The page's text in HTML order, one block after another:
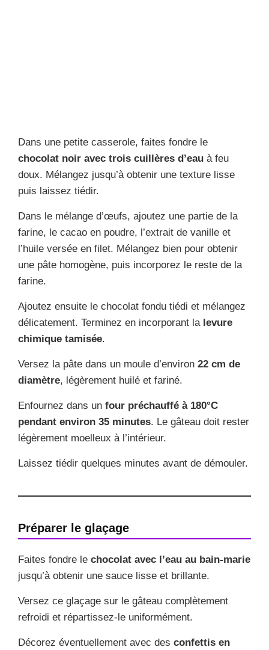
Dans une petite casserole, faites fondre le
chocolat noir avec trois cuillères d’eau à feu
doux. Mélangez jusqu’à obtenir une texture lisse
puis laissez tiédir.
Dans le mélange d’œufs, ajoutez une partie de la
farine, le cacao en poudre, l’extrait de vanille et
l’huile versée en filet. Mélangez bien pour obtenir
une pâte homogène, puis incorporez le reste de la
farine.
Ajoutez ensuite le chocolat fondu tiédi et mélangez
délicatement. Terminez en incorporant la levure
chimique tamisée.
Versez la pâte dans un moule d’environ 22 cm de
diamètre, légèrement huilé et fariné.
Enfournez dans un four préchauffé à 180°C
pendant environ 35 minutes. Le gâteau doit rester
légèrement moelleux à l’intérieur.
Laissez tiédir quelques minutes avant de démouler.
Préparer le glaçage
Faites fondre le chocolat avec l’eau au bain-marie
jusqu’à obtenir une sauce lisse et brillante.
Versez ce glaçage sur le gâteau complètement
refroidi et répartissez-le uniformément.
Décorez éventuellement avec des confettis en